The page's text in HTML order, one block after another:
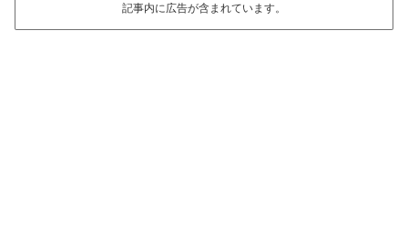
記事内に広告が含まれています。